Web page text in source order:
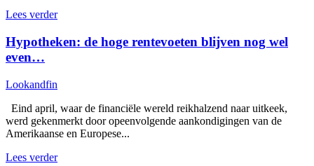
Lees verder
Hypotheken: de hoge rentevoeten blijven nog wel
even…
Lookandfin
Eind april, waar de financiële wereld reikhalzend naar uitkeek,
werd gekenmerkt door opeenvolgende aankondigingen van de
Amerikaanse en Europese...
Lees verder